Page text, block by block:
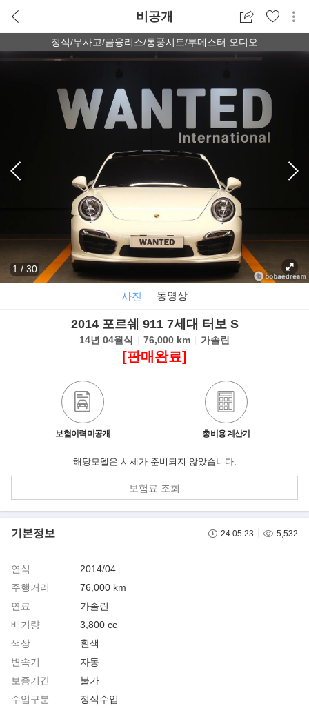
비공개
정식/무사고/금융리스/통풍시트/부메스터 오디오
1 / 30
사진 동영상
2014 포르쉐 911 7세대 터보 S
14년 04월식 76,000 km 가솔린
[판매완료]
보험이력미공개 총비용 계산기
해당모델은 시세가 준비되지 않았습니다.
보험료 조회
기본정보 24.05.23 5,532
연식
2014/04
주행거리
76,000 km
연료
가솔린
배기량
3,800 cc
색상
흰색
변속기
자동
보증기간
불가
수입구분
정식수입